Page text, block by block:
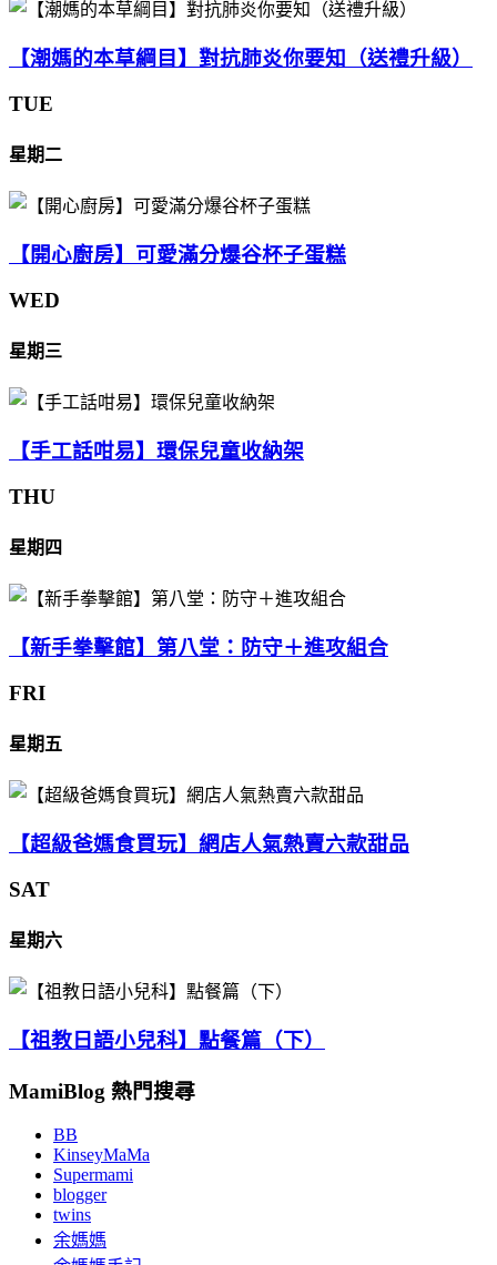
【潮媽的本草綱目】對抗肺炎你要知（送禮升級）
TUE
星期二
【開心廚房】可愛滿分爆谷杯子蛋糕
WED
星期三
【手工話咁易】環保兒童收納架
THU
星期四
【新手拳擊館】第八堂：防守＋進攻組合
FRI
星期五
【超級爸媽食買玩】網店人氣熱賣六款甜品
SAT
星期六
【祖教日語小兒科】點餐篇（下）
MamiBlog 熱門搜尋
BB
KinseyMaMa
Supermami
blogger
twins
余媽媽